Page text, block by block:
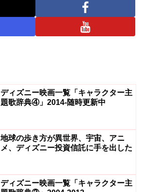
ディズニー映画一覧「キャラクター主
題歌辞典④」2014-随時更新中
地球の歩き方が異世界、宇宙、アニ
メ、ディズニー投資信託に手を出した
ディズニー映画一覧「キャラクター主